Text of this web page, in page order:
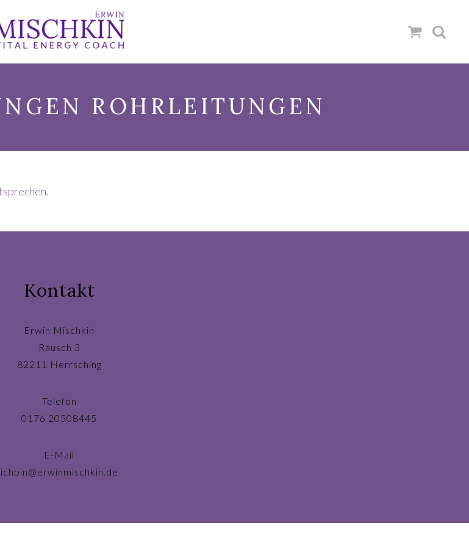
ROHRLEITUNGEN
Kontakt
Erwin Mischkin
Rausch 3
82211 Herrsching
Telefon
0176 20508445
E-Mail
ichbin@erwinmischkin.de